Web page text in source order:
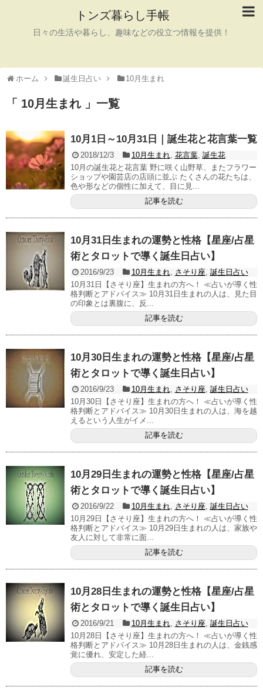
トンズ暮らし手帳
日々の生活や暮らし、趣味などの役立つ情報を提供！
ホーム 誕生日占い 10月生まれ
「 10月生まれ 」一覧
10月1日～10月31日｜誕生花と花言葉一覧
2018/12/3 10月生まれ, 花言葉, 誕生花
10月の誕生花と花言葉 野に咲く山野草、またフラワー
ショップや園芸店の店頭に並ぶ たくさんの花たちは、
色や形などの個性に加えて、目に見...
記事を読む
10月31日生まれの運勢と性格【星座/占星
術とタロットで導く誕生日占い】
2016/9/23 10月生まれ, さそり座, 誕生日占い
10月31日【さそり座】生まれの方へ！ ≪占いが導く性
格判断とアドバイス≫ 10月31日生まれの人は、見た目
の印象とは裏腹に、反...
記事を読む
10月30日生まれの運勢と性格【星座/占星
術とタロットで導く誕生日占い】
2016/9/23 10月生まれ, さそり座, 誕生日占い
10月30日【さそり座】生まれの方へ！ ≪占いが導く性
格判断とアドバイス≫ 10月30日生まれの人は、海を越
えるという人生がイメ...
記事を読む
10月29日生まれの運勢と性格【星座/占星
術とタロットで導く誕生日占い】
2016/9/22 10月生まれ, さそり座, 誕生日占い
10月29日【さそり座】生まれの方へ！ ≪占いが導く性
格判断とアドバイス≫ 10月29日生まれの人は、家族や
友人に対して非常に面...
記事を読む
10月28日生まれの運勢と性格【星座/占星
術とタロットで導く誕生日占い】
2016/9/21 10月生まれ, さそり座, 誕生日占い
10月28日【さそり座】生まれの方へ！ ≪占いが導く性
格判断とアドバイス≫ 10月28日生まれの人は、金銭感
覚に優れ、安定した経...
記事を読む